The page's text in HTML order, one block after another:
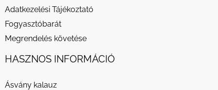
Adatkezelési Tájékoztató
Fogyasztóbarát
Megrendelés követése
HASZNOS INFORMÁCIÓ
Ásvány kalauz